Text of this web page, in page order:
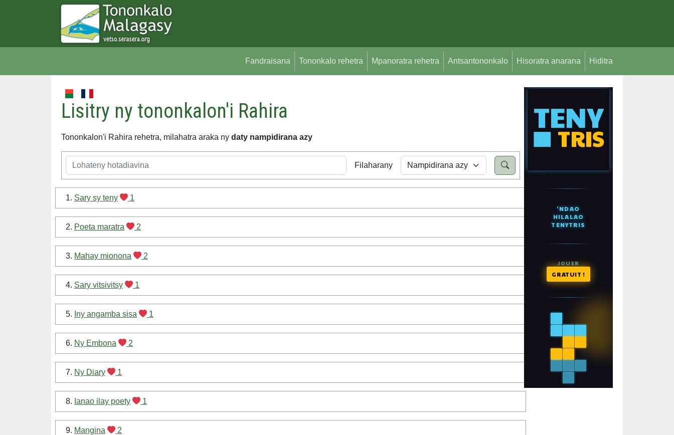
Fandraisana Tononkalo rehetra Mpanoratra rehetra Antsantononkalo Hisoratra anarana Hiditra
Lisitry ny tononkalon'i Rahira
Tononkalon'i Rahira rehetra, milahatra araka ny daty nampidirana azy
Filaharany
1. Sary sy teny 1
2. Poeta maratra 2
3. Mahay mionona 2
4. Sary vitsivitsy 1
5. Iny angamba sisa 1
6. Ny Embona 2
7. Ny Diary 1
8. Ianao ilay poety 1
9. Mangina 2